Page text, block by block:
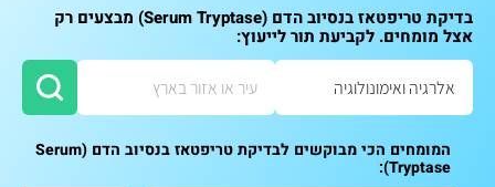
בדיקת טריפטאז בנסיוב הדם (Serum Tryptase) מבצעים רק
אצל מומחים. לקביעת תור לייעוץ:
המומחים הכי מבוקשים לבדיקת טריפטאז בנסיוב הדם (Serum
Tryptase):